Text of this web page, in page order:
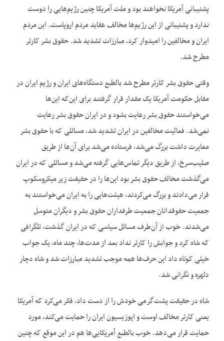
پشتیبانی آمریکا نخواهند بود و ملت آمریکا چنین رژیم‌هایی را دوست
ندارد و پشتیبانی از این رژیم‌ها مخالف عقاید مردم اروپاست. این مردم
ایران و مخالفین را امیدوار کرد، مبارزات تشدید شد. حقوق بشر کارتر
مطرح شد.
وقتی حقوق بشر کارتر مطرح شد بالطبع دستگاه‌های ایران و رژیم ایران در
مقابل حکومت آمریکا یک مقدار قرار گرفتند برای این‌که این‌ها
می‌خواستند حقوق بشر رعایت بشود و در ایران حقوق بشر رعایت
نمی‌شد. فعالیت مخالفین در ایران تشدید شد، مسائلی که با حقوق بشر
مغایرت داشت بزرگ می‌شد، فرستاده می‌شد برای آن‌ها از طریق
صلیب‌سرخ، از طریق دیگر تماس‌هایی گرفته می‌شد و مسائلی که در ایران
می‌گذشت مخالف حقوق بشر بود این‌ها را در حقیقت زیر میکروسکوپ
قرار می‌دادند و بزرگ می‌کردند، هیئت‌هایی را به ایران می‌خواستند به
جمعیت حقوقدانان جمعیت طرفداران حقوق بشر و دیگران متوسل
می‌شدند. خوب از آن‌طرف مسائل سیاسی که در ایران گذشت، تلگرافی
که شاه کرد و جوابش را کارتر نداد بعد از مدت‌ها، چند ماه، یک جواب
خیلی کوتاه داد این حرف‌ها همه موجب تشدید مبارزات شد و شاه دچار
دلهره و نگرانی شد.
شاه در حقیقت پشت‌گرمی خودش را از دست داد، فکر می‌کرد که آمریکا
یعنی کارتر مخالف اوست و اپوزیسیون ایران را حمایت می‌کند، مورد
حمایت قرار می‌دهد. خوب بالطبع آمریکایی‌ها هم در این موقع که چنین